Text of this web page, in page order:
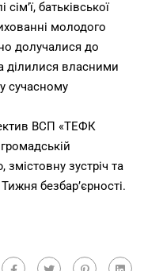
батьківської
молодого
долучалися до
ділилися власними
сучасному
ВСП «ТЕФК
змістовну зустріч та
безбар’єрності.